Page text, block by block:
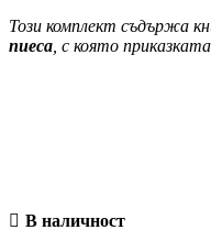
Този комплект съдържа
пиеса , с която
В наличност